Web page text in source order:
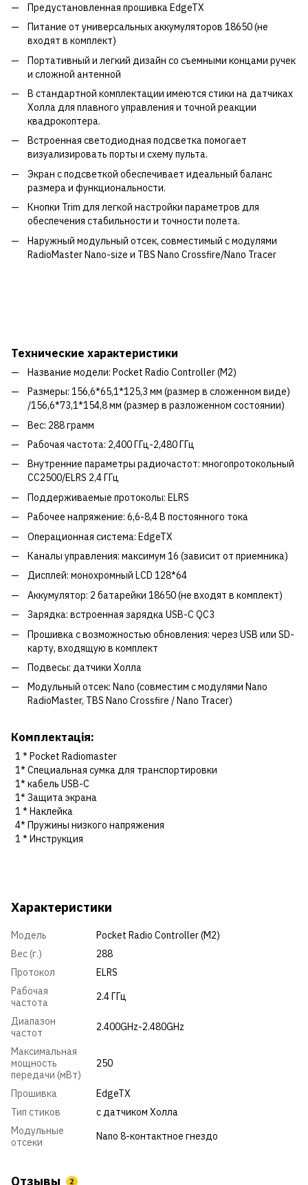
Предустановленная прошивка EdgeTX
Питание от универсальных аккумуляторов 18650 (не
входят в комплект)
Портативный и легкий дизайн со съемными концами ручек
и сложной антенной
В стандартной комплектации имеются стики на датчиках
Холла для плавного управления и точной реакции
квадрокоптера.
Встроенная светодиодная подсветка помогает
визуализировать порты и схему пульта.
Экран с подсветкой обеспечивает идеальный баланс
размера и функциональности.
Кнопки Trim для легкой настройки параметров для
обеспечения стабильности и точности полета.
Наружный модульный отсек, совместимый с модулями
RadioMaster Nano-size и TBS Nano Crossfire/Nano Tracer
Технические характеристики
Название модели: Pocket Radio Controller (M2)
Размеры: 156,6*65,1*125,3 мм (размер в сложенном виде)
/156,6*73,1*154,8 мм (размер в разложенном состоянии)
Вес: 288 грамм
Рабочая частота: 2,400 ГГц-2,480 ГГц
Внутренние параметры радиочастот: многопротокольный
CC2500/ELRS 2,4 ГГц
Поддерживаемые протоколы: ELRS
Рабочее напряжение: 6,6-8,4 В постоянного тока
Операционная система: EdgeTX
Каналы управления: максимум 16 (зависит от приемника)
Дисплей: монохромный LCD 128*64
Аккумулятор: 2 батарейки 18650 (не входят в комплект)
Зарядка: встроенная зарядка USB-C QC3
Прошивка с возможностью обновления: через USB или SD-
карту, входящую в комплект
Подвесы: датчики Холла
Модульный отсек: Nano (совместим с модулями Nano
RadioMaster, TBS Nano Crossfire / Nano Tracer)
Комплектація:
1 * Pocket Radiomaster
1* Специальная сумка для транспортировки
1* кабель USB-C
1* Защита экрана
1 * Наклейка
4* Пружины низкого напряжения
1 * Инструкция
Характеристики
Модель
Pocket Radio Controller (M2)
Вес (г.)
288
Протокол
ELRS
Рабочая
частота
2.4 ГГц
Диапазон
частот
2.400GHz-2.480GHz
Максимальная
мощность
передачи (мВт)
250
Прошивка
EdgeTX
Тип стиков
с датчиком Холла
Модульные
отсеки
Nano 8-контактное гнездо
Отзывы 2